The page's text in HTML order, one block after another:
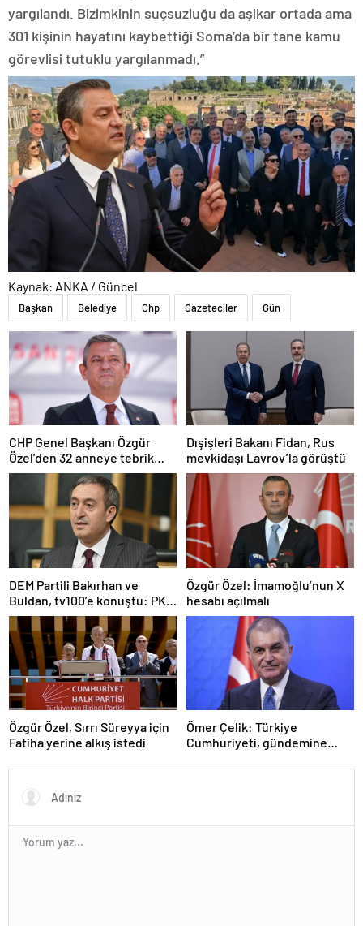
yargılandı. Bizimkinin suçsuzluğu da aşikar ortada ama
301 kişinin hayatını kaybettiği Soma’da bir tane kamu
görevlisi tutuklu yargılanmadı.”
Kaynak: ANKA / Güncel
Başkan Belediye Chp Gazeteciler Gün
CHP Genel Başkanı Özgür
Özel’den 32 anneye tebrik
telefonu
Dışişleri Bakanı Fidan, Rus
mevkidaşı Lavrov’la görüştü
DEM Partili Bakırhan ve
Buldan, tv100’e konuştu: PKK
ne zaman kendini feshedecek
Özgür Özel: İmamoğlu’nun X
hesabı açılmalı
Özgür Özel, Sırrı Süreyya için
Fatiha yerine alkış istedi
Ömer Çelik: Türkiye
Cumhuriyeti, gündemine